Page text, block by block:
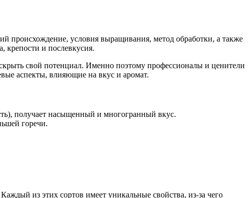
происхождение, условия выращивания, метод обработки, а также
крепости и послевкусия.
свой потенциал. Именно поэтому профессионалы и ценители
аспекты, влияющие на вкус и аромат.
получает насыщенный и многогранный вкус.
горечи.
из этих сортов имеет уникальные свойства, из-за чего